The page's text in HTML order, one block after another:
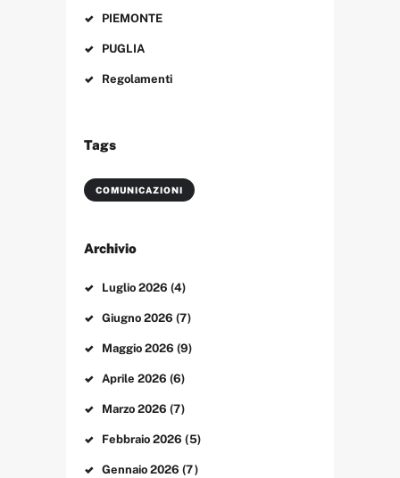
PIEMONTE
PUGLIA
Regolamenti
Tags
COMUNICAZIONI
Archivio
Luglio 2026 (4)
Giugno 2026 (7)
Maggio 2026 (9)
Aprile 2026 (6)
Marzo 2026 (7)
Febbraio2026 (5)
Gennaio2026 (7)